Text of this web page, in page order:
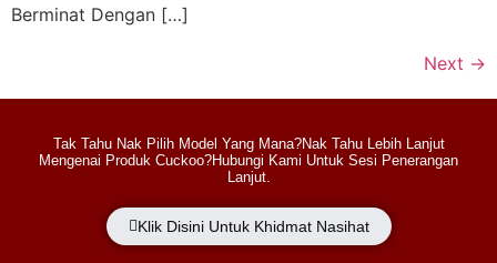
Berminat Dengan […]
Next →
Tak Tahu Nak Pilih Model Yang Mana?Nak Tahu Lebih Lanjut
Mengenai Produk Cuckoo?Hubungi Kami Untuk Sesi Penerangan
Lanjut.
Klik Disini Untuk Khidmat Nasihat